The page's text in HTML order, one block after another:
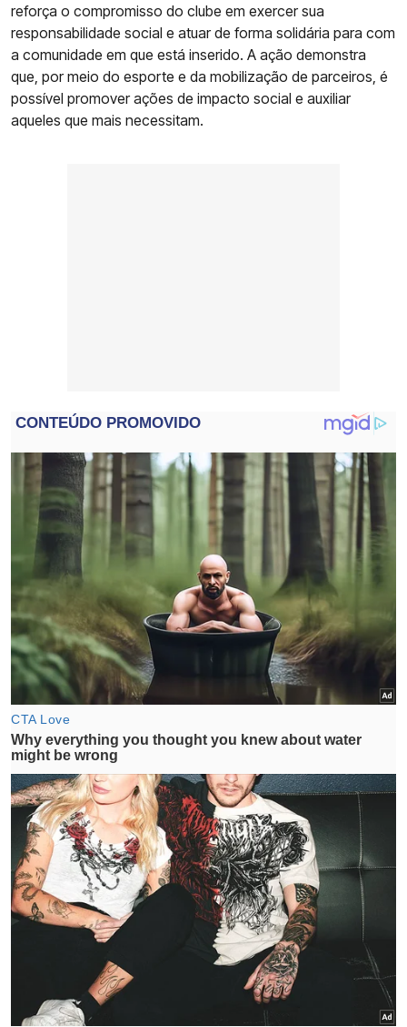
reforça o compromisso do clube em exercer sua
responsabilidade social e atuar de forma solidária para com
a comunidade em que está inserido. A ação demonstra
que, por meio do esporte e da mobilização de parceiros, é
possível promover ações de impacto social e auxiliar
aqueles que mais necessitam.